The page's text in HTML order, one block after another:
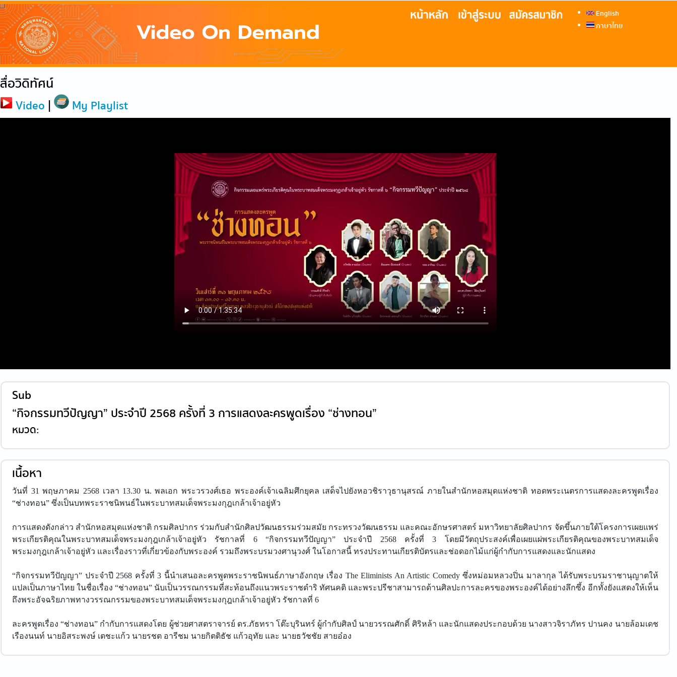
English
ภาษาไทย
สื่อวิดิทัศน์
Video | My Playlist
Sub
“กิจกรรมทวีปัญญา” ประจำปี 2568 ครั้งที่ 3 การแสดงละครพูดเรื่อง “ช่างทอน”
หมวด:
เนื้อหา
วันที่ 31 พฤษภาคม 2568 เวลา 13.30 น. พลเอก พระวรวงศ์เธอ พระองค์เจ้าเฉลิมศึกยุคล เสด็จไปยังหอวชิราวุธานุสรณ์ ภายในสำนักหอสมุดแห่งชาติ ทอดพระเนตรการแสดงละครพูดเรื่อง
“ช่างทอน” ซึ่งเป็นบทพระราชนิพนธ์ในพระบาทสมเด็จพระมงกุฎเกล้าเจ้าอยู่หัว
การแสดงดังกล่าว สำนักหอสมุดแห่งชาติ กรมศิลปากร ร่วมกับสำนักศิลปวัฒนธรรมร่วมสมัย กระทรวงวัฒนธรรม และคณะอักษรศาสตร์ มหาวิทยาลัยศิลปากร จัดขึ้นภายใต้โครงการเผยแพร่
พระเกียรติคุณในพระบาทสมเด็จพระมงกุฎเกล้าเจ้าอยู่หัว รัชกาลที่ 6 “กิจกรรมทวีปัญญา” ประจำปี 2568 ครั้งที่ 3 โดยมีวัตถุประสงค์เพื่อเผยแผ่พระเกียรติคุณของพระบาทสมเด็จ
พระมงกุฎเกล้าเจ้าอยู่หัว และเรื่องราวที่เกี่ยวข้องกับพระองค์ รวมถึงพระบรมวงศานุวงศ์ ในโอกาสนี้ ทรงประทานเกียรติบัตรและช่อดอกไม้แก่ผู้กำกับการแสดงและนักแสดง
“กิจกรรมทวีปัญญา” ประจำปี 2568 ครั้งที่ 3 นี้นำเสนอละครพูดพระราชนิพนธ์ภาษาอังกฤษ เรื่อง The Eliminists An Artistic Comedy ซึ่งหม่อมหลวงปิ่น มาลากุล ได้รับพระบรมราชานุญาตให้
แปลเป็นภาษาไทย ในชื่อเรื่อง “ช่างทอน” นับเป็นวรรณกรรมที่สะท้อนถึงแนวพระราชดำริ ทัศนคติ และพระปรีชาสามารถด้านศิลปะการละครของพระองค์ได้อย่างลึกซึ้ง อีกทั้งยังแสดงให้เห็น
ถึงพระอัจฉริยภาพทางวรรณกรรมของพระบาทสมเด็จพระมงกุฎเกล้าเจ้าอยู่หัว รัชกาลที่ 6
ละครพูดเรื่อง “ช่างทอน” กำกับการแสดงโดย ผู้ช่วยศาสตราจารย์ ดร.ภัธทรา โต๊ะบุรินทร์ ผู้กำกับศิลป์ นายวรรณศักดิ์ ศิริหล้า และนักแสดงประกอบด้วย นางสาวจิราภัทร ปานคง นายล้อมเดช
เรืองนนท์ นายอิสระพงษ์ เตชะแก้ว นายรชต อารีชม นายกิตติธัช แก้วอุทัย และ นายธวัชชัย สายอ๋อง